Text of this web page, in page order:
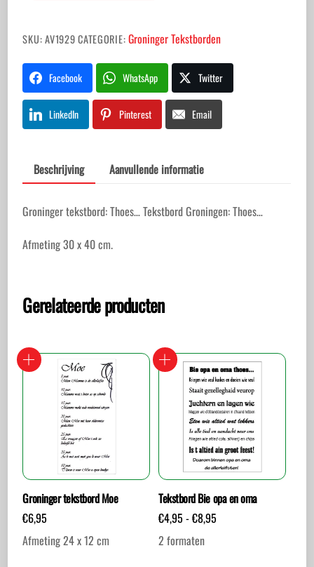
SKU:AV1929CATEGORIE:Groninger Tekstborden
Facebook WhatsApp Twitter
LinkedIn Pinterest Email
Beschrijving Aanvullende informatie
Groninger tekstbord: Thoes… Tekstbord Groningen: Thoes…
Afmeting 30 x 40 cm.
Gerelateerde producten
Groninger tekstbord Moe
€6,95
Afmeting 24 x 12 cm
Tekstbord Bie opa en oma
€4,95 -€8,95
2 formaten